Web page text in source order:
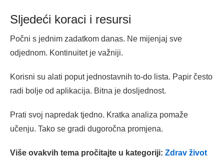
Sljedeći koraci i resursi
Počni s jednim zadatkom danas. Ne mijenjaj sve
odjednom. Kontinuitet je važniji.
Korisni su alati poput jednostavnih to-do lista. Papir često
radi bolje od aplikacija. Bitna je dosljednost.
Prati svoj napredak tjedno. Kratka analiza pomaže
učenju. Tako se gradi dugoročna promjena.
Više ovakvih tema pročitajte u kategoriji: Zdrav život